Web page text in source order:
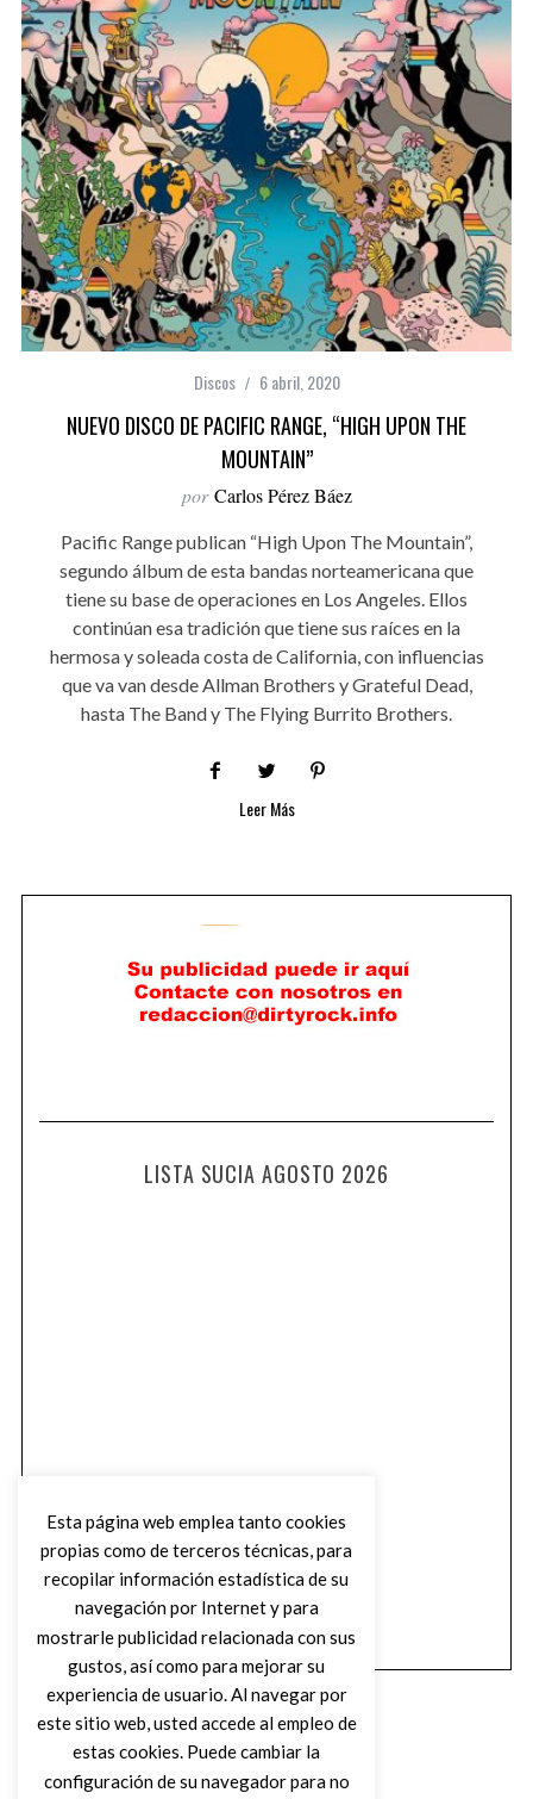
Discos 6 abril, 2020
NUEVO DISCO DE PACIFIC RANGE, “HIGH UPON THE
MOUNTAIN”
por Carlos Pérez Báez
Pacific Range publican “High Upon The Mountain”,
segundo álbum de esta bandas norteamericana que
tiene su base de operaciones en Los Angeles. Ellos
continúan esa tradición que tiene sus raíces en la
hermosa y soleada costa de California, con influencias
que va van desde Allman Brothers y Grateful Dead,
hasta The Band y The Flying Burrito Brothers.
Leer Más
LISTA SUCIA AGOSTO 2026
Esta página web emplea tanto cookies
propias como de terceros técnicas, para
recopilar información estadística de su
navegación por Internet y para
mostrarle publicidad relacionada con sus
gustos, así como para mejorar su
experiencia de usuario. Al navegar por
este sitio web, usted accede al empleo de
estas cookies. Puede cambiar la
configuración de su navegador para no